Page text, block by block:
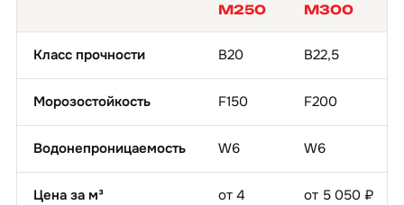
М250 М300
Класс прочности B20 B22,5
Морозостойкость F150 F200
Водонепроницаемость W6 W6
Цена за м³
от 4
от 5 050 ₽